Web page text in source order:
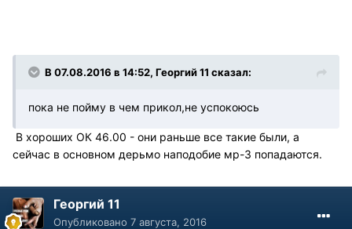
В 07.08.2016 в 14:52, Георгий 11 сказал:
пока не пойму в чем прикол,не успокоюсь
В хороших ОК 46.00 - они раньше все такие были, а
сейчас в основном дерьмо наподобие мр-3 попадаются.
Георгий 11
Опубликовано 7 августа, 2016